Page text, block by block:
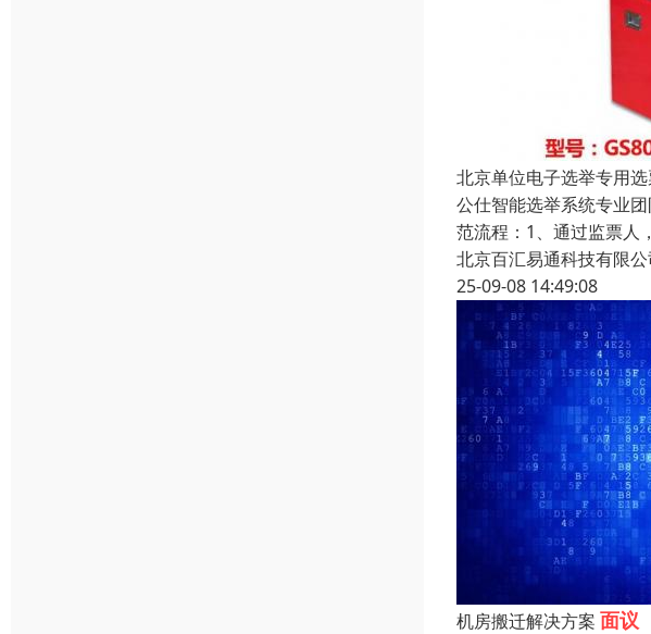
北京单位电子选举专用
公仕智能选举系统专业
范流程：1、通过监票人
北京百汇易通科技有限公
25-09-08 14:49:08
机房搬迁解决方案 面议